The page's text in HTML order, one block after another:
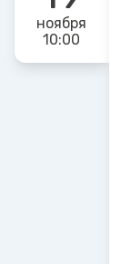
ноября
10:00